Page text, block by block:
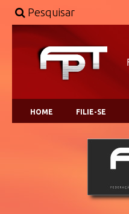
Pesquisar
HOME FILIE-SE